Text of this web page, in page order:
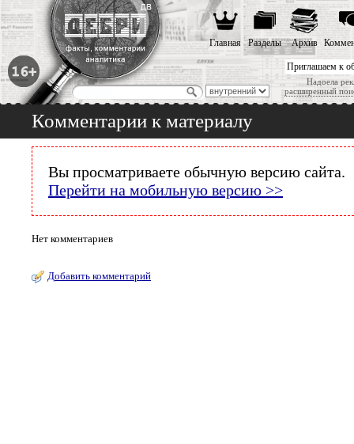
Приглашаем к
Надоела
расширенный
Главная Разделы Архив
Комментарии к материалу
Вы просматриваете обычную версию сайта.
Перейти на мобильную версию >>
Нет комментариев
Добавить комментарий